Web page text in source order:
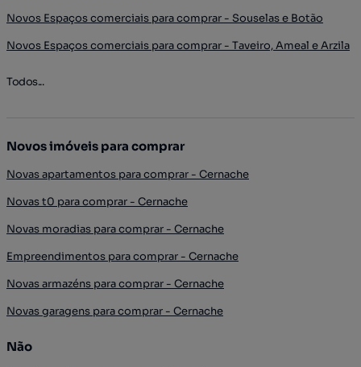
Novos Espaços comerciais para comprar - Souselas e Botão
Novos Espaços comerciais para comprar - Taveiro, Ameal e Arzila
Todos...
Novos imóveis para comprar
Novas apartamentos para comprar - Cernache
Novas t0 para comprar - Cernache
Novas moradias para comprar - Cernache
Empreendimentos para comprar - Cernache
Novas armazéns para comprar - Cernache
Novas garagens para comprar - Cernache
Não